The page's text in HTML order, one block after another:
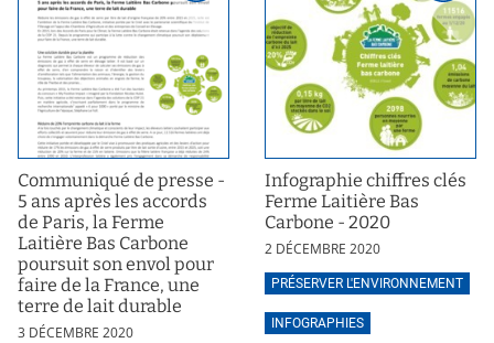
Communiqué de presse -
5 ans après les accords
de Paris, la Ferme
Laitière Bas Carbone
poursuit son envol pour
faire de la France, une
terre de lait durable
3 DÉCEMBRE 2020
Infographie chiffres clés
Ferme Laitière Bas
Carbone - 2020
2 DÉCEMBRE 2020
PRÉSERVER L'ENVIRONNEMENT
INFOGRAPHIES